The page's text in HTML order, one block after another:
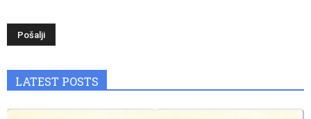
LATEST POSTS